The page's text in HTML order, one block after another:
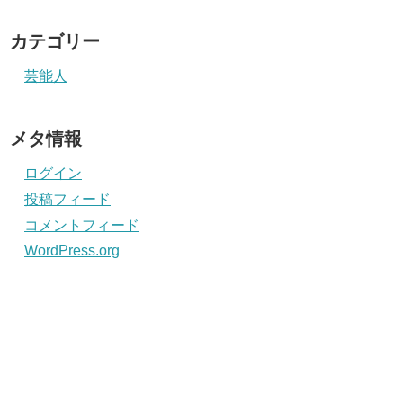
カテゴリー
芸能人
メタ情報
ログイン
投稿フィード
コメントフィード
WordPress.org